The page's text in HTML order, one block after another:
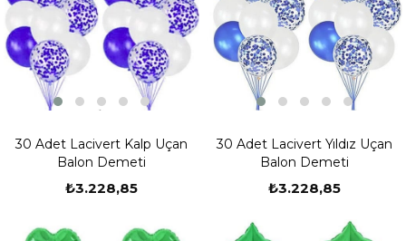
30 Adet Lacivert Kalp Uçan
Balon Demeti
₺3.228,85
30 Adet Lacivert Yıldız Uçan
Balon Demeti
₺3.228,85